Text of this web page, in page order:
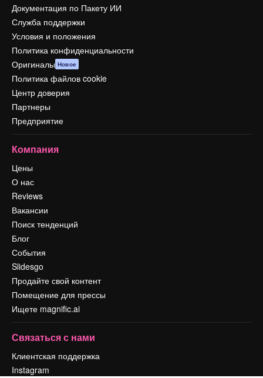
Документация по Пакету ИИ
Служба поддержки
Условия и положения
Политика конфиденциальности
Оригиналы Новое
Политика файлов cookie
Центр доверия
Партнеры
Предприятие
Компания
Цены
О нас
Reviews
Вакансии
Поиск тенденций
Блог
События
Slidesgo
Продайте свой контент
Помещение для прессы
Ищете magnific.ai
Связаться с нами
Клиентская поддержка
Instagram